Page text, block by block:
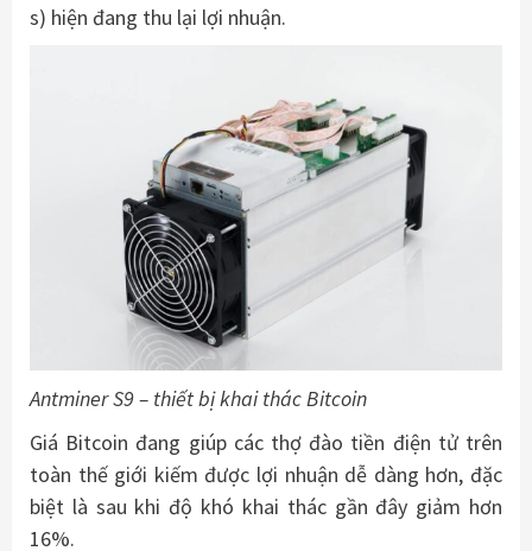
s) hiện đang thu lại lợi nhuận.
Antminer S9 – thiết bị khai thác Bitcoin
Giá Bitcoin đang giúp các thợ đào tiền điện tử trên
toàn thế giới kiếm được lợi nhuận dễ dàng hơn, đặc
biệt là sau khi độ khó khai thác gần đây giảm hơn
16%.